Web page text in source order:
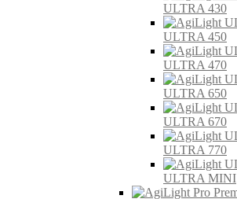
ULTRA 430
ULTRA 450
ULTRA 470
ULTRA 650
ULTRA 670
ULTRA 770
ULTRA MINI